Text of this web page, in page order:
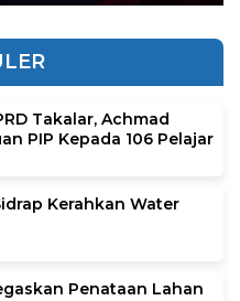
Takalar, Achmad
PIP Kepada 106 Pelajar
Kerahkan Water
Penataan Lahan